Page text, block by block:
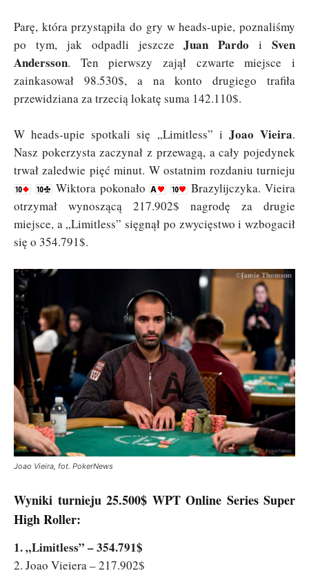
Parę, która przystąpiła do gry w heads-upie, poznaliśmy
po tym, jak odpadli jeszcze Juan Pardo i Sven
Andersson. Ten pierwszy zajął czwarte miejsce i
zainkasował 98.530$, a na konto drugiego trafiła
przewidziana za trzecią lokatę suma 142.110$.
W heads-upie spotkali się „Limitless” i Joao Vieira.
Nasz pokerzysta zaczynał z przewagą, a cały pojedynek
trwał zaledwie pięć minut. W ostatnim rozdaniu turnieju
Wiktora pokonało
Brazylijczyka. Vieira
otrzymał wynoszącą 217.902$ nagrodę za drugie
miejsce, a „Limitless” sięgnął po zwycięstwo i wzbogacił
się o 354.791$.
Joao Vieira, fot. PokerNews
Wyniki turnieju 25.500$ WPT Online Series Super
High Roller:
1. „Limitless” – 354.791$
2. Joao Vieiera – 217.902$